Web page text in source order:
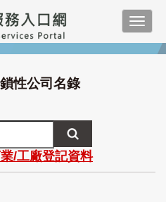
性公司名錄
/工廠登記資料